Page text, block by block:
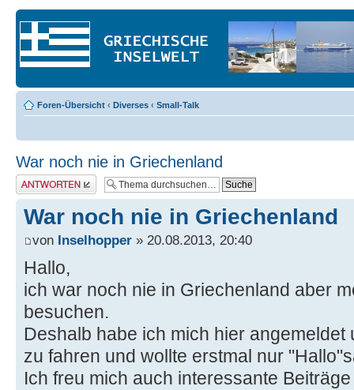
Foren-Übersicht ‹ Diverses ‹ Small-Talk
War noch nie in Griechenland
Antwort erstellen
War noch nie in Griechenland
von Inselhopper » 20.08.2013, 20:40
Hallo,
ich war noch nie in Griechenland aber
besuchen.
Deshalb habe ich mich hier
zu fahren und wollte erstmal nur
Ich freu mich auch interessante